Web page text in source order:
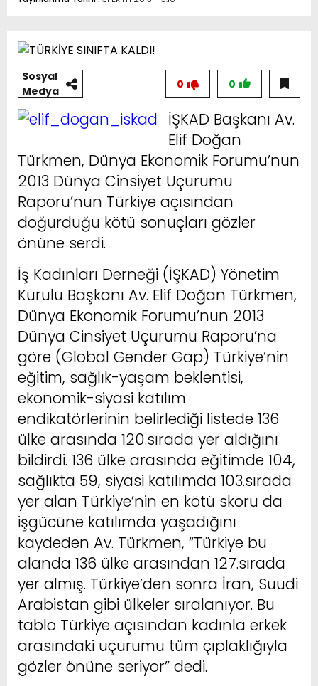
Sosyal
Medya
0
0
İŞKAD Başkanı Av.
Elif Doğan
Türkmen, Dünya Ekonomik Forumu’nun
2013 Dünya Cinsiyet Uçurumu
Raporu’nun Türkiye açısından
doğurduğu kötü sonuçları gözler
önüne serdi.
İş Kadınları Derneği (İŞKAD) Yönetim
Kurulu Başkanı Av. Elif Doğan Türkmen,
Dünya Ekonomik Forumu’nun 2013
Dünya Cinsiyet Uçurumu Raporu’na
göre (Global Gender Gap) Türkiye’nin
eğitim, sağlık-yaşam beklentisi,
ekonomik-siyasi katılım
endikatörlerinin belirlediği listede 136
ülke arasında 120.sırada yer aldığını
bildirdi. 136 ülke arasında eğitimde 104,
sağlıkta 59, siyasi katılımda 103.sırada
yer alan Türkiye’nin en kötü skoru da
işgücüne katılımda yaşadığını
kaydeden Av. Türkmen, “Türkiye bu
alanda 136 ülke arasından 127.sırada
yer almış. Türkiye’den sonra İran, Suudi
Arabistan gibi ülkeler sıralanıyor. Bu
tablo Türkiye açısından kadınla erkek
arasındaki uçurumu tüm çıplaklığıyla
gözler önüne seriyor” dedi.